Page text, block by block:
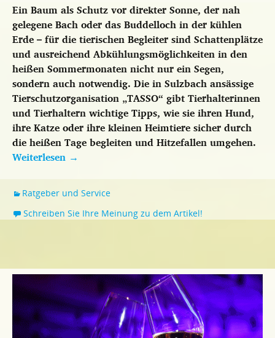
Ein Baum als Schutz vor direkter Sonne, der nah
gelegene Bach oder das Buddelloch in der kühlen
Erde – für die tierischen Begleiter sind Schattenplätze
und ausreichend Abkühlungsmöglichkeiten in den
heißen Sommermonaten nicht nur ein Segen,
sondern auch notwendig. Die in Sulzbach ansässige
Tierschutzorganisation „TASSO“ gibt Tierhalterinnen
und Tierhaltern wichtige Tipps, wie sie ihren Hund,
ihre Katze oder ihre kleinen Heimtiere sicher durch
die heißen Tage begleiten und Hitzefallen umgehen.
Weiterlesen →
Ratgeber und Service
Schreiben Sie Ihre Meinung zu dem Artikel!